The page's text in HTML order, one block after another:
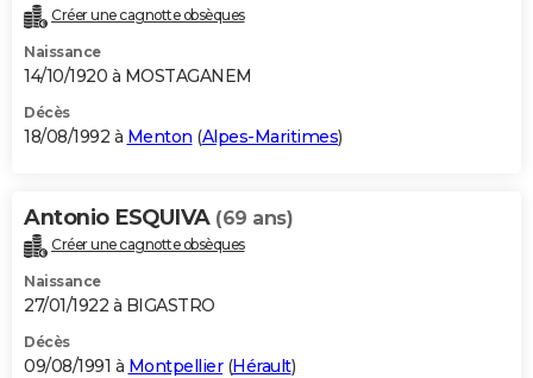
Créer une cagnotte obsèques
Naissance
14/10/1920 à MOSTAGANEM
Décès
18/08/1992 à Menton (Alpes-Maritimes)
Antonio ESQUIVA (69 ans)
Créer une cagnotte obsèques
Naissance
27/01/1922 à BIGASTRO
Décès
09/08/1991 à Montpellier(Hérault)